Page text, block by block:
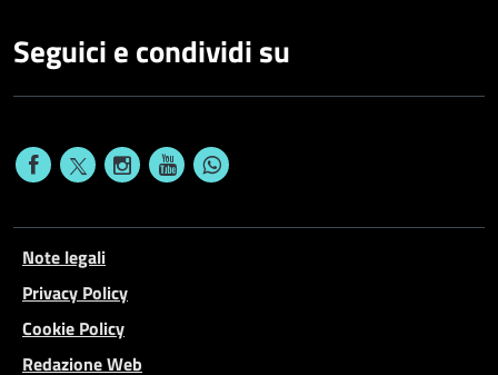
Seguici e condividi su
Note legali
Privacy Policy
Cookie Policy
Redazione Web